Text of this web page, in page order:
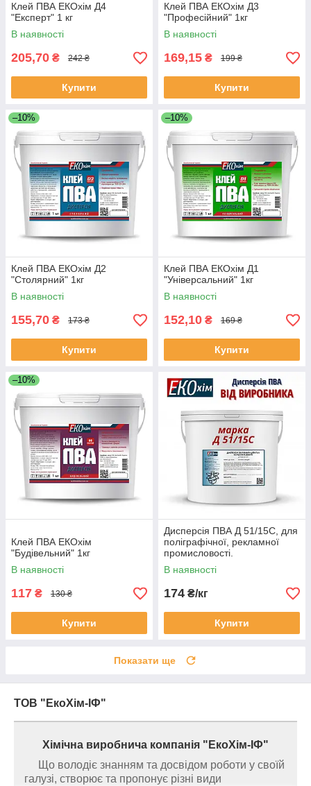
Клей ПВА ЕКОхім Д4
"Експерт" 1 кг
В наявності
205,70 ₴ 242 ₴
Купити
Клей ПВА ЕКОхім Д3
"Професійний" 1кг
В наявності
169,15 ₴ 199 ₴
Купити
–10%
Клей ПВА ЕКОхім Д2
"Столярний" 1кг
В наявності
155,70 ₴ 173 ₴
Купити
–10%
Клей ПВА ЕКОхім Д1
"Універсальний" 1кг
В наявності
152,10 ₴ 169 ₴
Купити
–10%
Клей ПВА ЕКОхім
"Будівельний" 1кг
В наявності
117 ₴ 130 ₴
Купити
Дисперсія ПВА Д 51/15С, для
поліграфічної, рекламної
промисловості.
В наявності
174 ₴/кг
Купити
Показати ще
ТОВ "ЕкоХім-ІФ"
Хімічна виробнича компанія "ЕкоХім-ІФ"
Що володіє знанням та досвідом роботи у своїй
галузі, створює та пропонує різні види